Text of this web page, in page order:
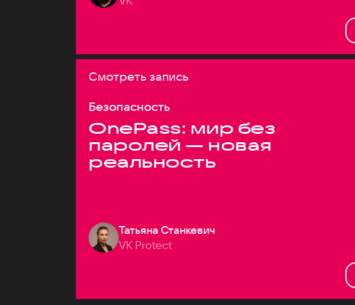
Смотреть запись
Безопасность
OnePass: мир без
паролей — новая
реальность
Татьяна Станкевич
VK Protect